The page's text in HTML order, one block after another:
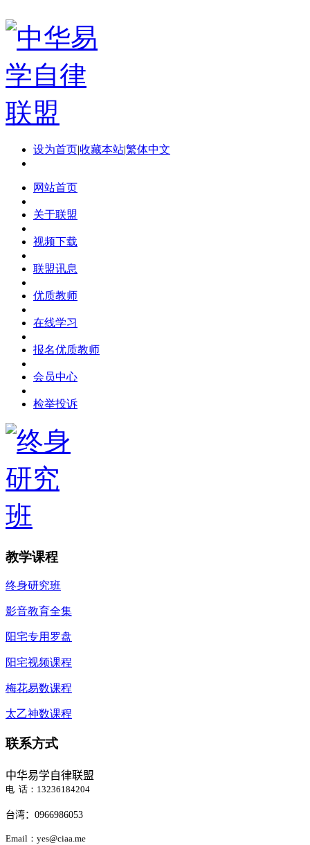
设为首页|收藏本站|繁体中文
网站首页
关于联盟
视频下载
联盟讯息
优质教师
在线学习
报名优质教师
会员中心
检举投诉
教学课程
终身研究班
影音教育全集
阳宅专用罗盘
阳宅视频课程
梅花易数课程
太乙神数课程
联系方式
中华易学自律联盟
电 话：13236184204
台湾： 0966986053
Email：yes@ciaa.me